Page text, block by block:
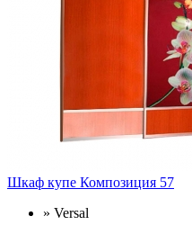
Шкаф купе Композиция 57
» Versal